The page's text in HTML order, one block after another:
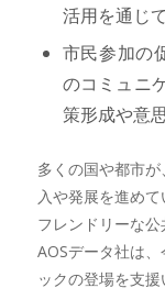
活用を通じ
市民参加の
のコミュニ
策形成や意
多くの国や都市
入や発展を進め
フレンドリーな公
AOSデータ社は
ックの登場を支